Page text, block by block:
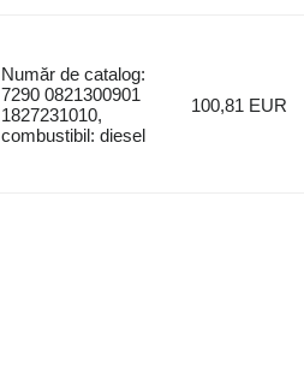
Număr de catalog:
7290 0821300901
1827231010,
combustibil: diesel
100,81 EUR